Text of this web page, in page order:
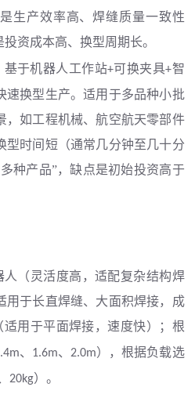
生产效率高、焊缝质量一致性
资成本高、换型周期长。
基于机器人工作站+可换夹具+智
速换型生产。适用于多品种小批
，如工程机械、航空航天零部件
型时间短（通常几分钟至几十分
种产品”，缺点是初始投资高于
人（灵活度高，适配复杂结构焊
用于长直焊缝、大面积焊接，成
适用于平面焊接，速度快）；根
、 1.6m、 2.0m），根据负载选
20kg）。